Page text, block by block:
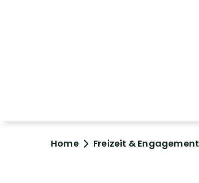
Home Freizeit & Engagement